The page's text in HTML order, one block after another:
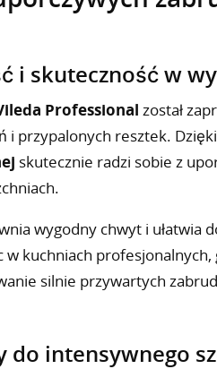
i skuteczność w
Professional został
i przypalonych resztek.
skutecznie radzi sobie z
wygodny chwyt i ułatwia
w kuchniach
silnie przywartych
do intensywnego